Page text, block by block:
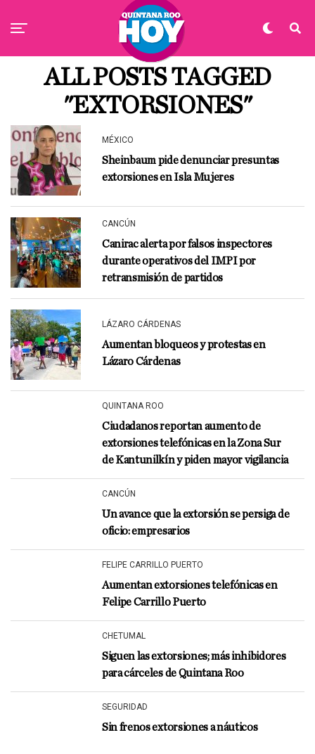
ALL POSTS TAGGED
"EXTORSIONES"
MÉXICO
Sheinbaum pide denunciar presuntas
extorsiones en Isla Mujeres
CANCÚN
Canirac alerta por falsos inspectores
durante operativos del IMPI por
retransmisión de partidos
LÁZARO CÁRDENAS
Aumentan bloqueos y protestas en
Lázaro Cárdenas
QUINTANA ROO
Ciudadanos reportan aumento de
extorsiones telefónicas en la Zona Sur
de Kantunilkín y piden mayor vigilancia
CANCÚN
Un avance que la extorsión se persiga de
oficio: empresarios
FELIPE CARRILLO PUERTO
Aumentan extorsiones telefónicas en
Felipe Carrillo Puerto
CHETUMAL
Siguen las extorsiones; más inhibidores
para cárceles de Quintana Roo
SEGURIDAD
Sin frenos extorsiones a náuticos